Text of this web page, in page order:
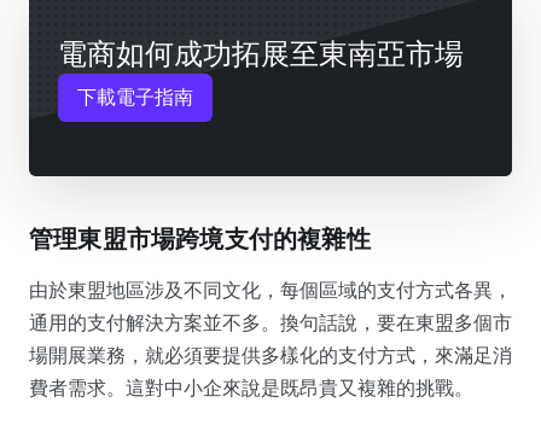
電商如何成功拓展至東南亞市場
下載電子指南
管理東盟市場跨境支付的複雜性
由於東盟地區涉及不同文化，每個區域的支付方式各異，
通用的支付解決方案並不多。換句話說，要在東盟多個市
場開展業務，就必須要提供多樣化的支付方式，來滿足消
費者需求。這對中小企來說是既昂貴又複雜的挑戰。